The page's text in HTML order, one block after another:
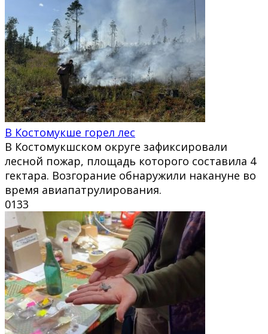
В Костомукше горел лес
В Костомукшском округе зафиксировали
лесной пожар, площадь которого составила 4
гектара. Возгорание обнаружили накануне во
время авиапатрулирования.
0133